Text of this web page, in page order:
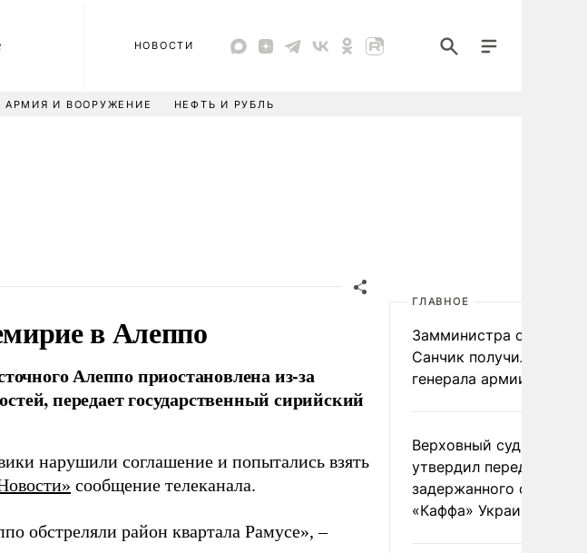
НОВОСТИ
АРМИЯ И ВООРУЖЕНИЕ НЕФТЬ И РУБЛЬ
в Алеппо
Алеппо приостановлена из-за
передает государственный сирийский
нарушили соглашение и попытались взять
сообщение телеканала.
обстреляли район квартала Рамусе», –
ГЛАВНОЕ
Замминистра обороны
Санчик получил звание
генерала армии
Верховный суд Швеции
утвердил передачу
задержанного
«Каффа» Украине